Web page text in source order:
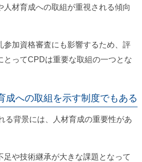
人材育成への取組が重視される傾向
参加資格審査にも影響するため、評
とってCPDは重要な取組の一つとな
への取組を示す制度でもある
る背景には、人材育成の重要性があ
足や技術継承が大きな課題となって